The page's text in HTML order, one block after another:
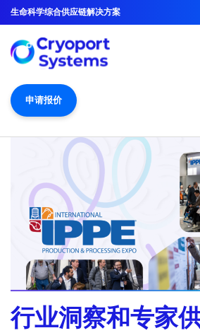
生命科学综合供应链解决方案
申请报价
行业洞察和专家